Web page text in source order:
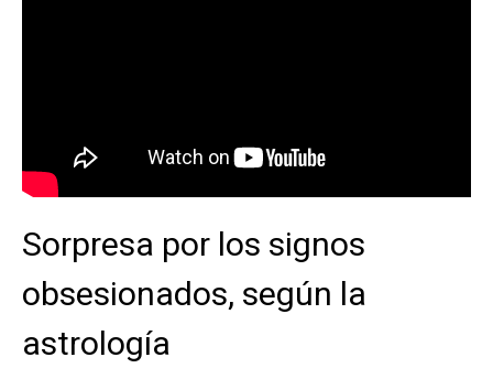
Sorpresa por los signos
obsesionados, según la
astrología